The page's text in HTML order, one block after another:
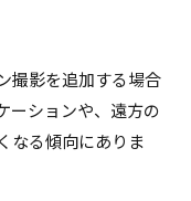
撮影を追加する場合
ーションや、遠方の
なる傾向にありま